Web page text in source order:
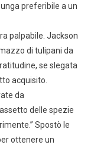
preferibile a un
palpabile. Jackson
di tulipani da
se slegata
acquisito.
da
delle spezie
Spostò le
ottenere un